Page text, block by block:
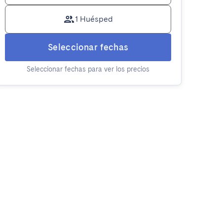
1 Huésped
Seleccionar fechas
Seleccionar fechas para ver los precios